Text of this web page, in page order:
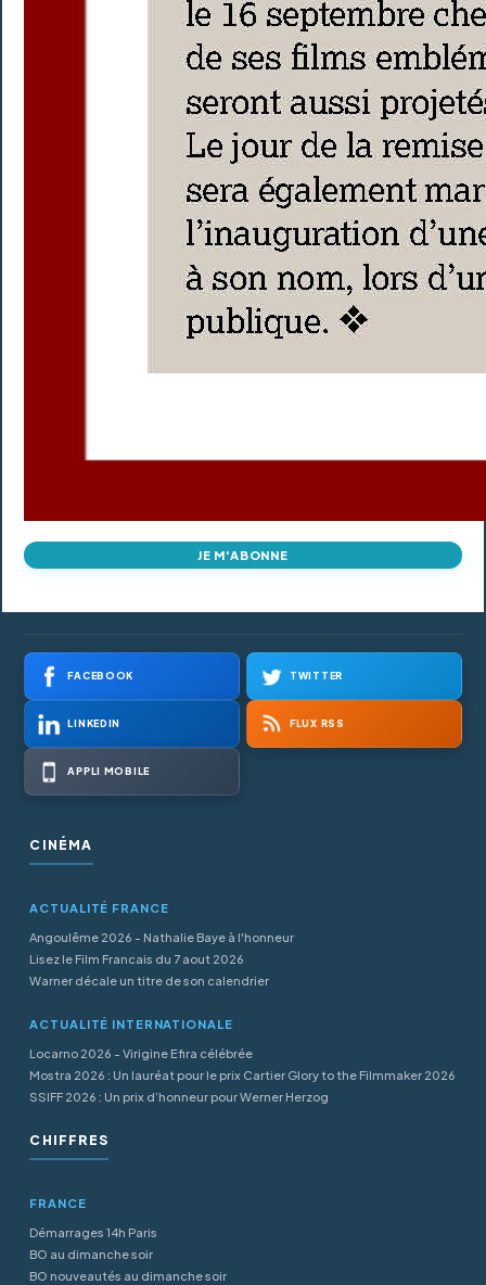
JE M'ABONNE
FACEBOOK TWITTER
LINKEDIN FLUX RSS
APPLI MOBILE
CINÉMA
ACTUALITÉ FRANCE
Angoulême 2026 - Nathalie Baye à l'honneur
Lisez le Film Francais du 7 aout 2026
Warner décale un titre de son calendrier
ACTUALITÉ INTERNATIONALE
Locarno 2026 - Virigine Efira célébrée
Mostra 2026 : Un lauréat pour le prix Cartier Glory to the Filmmaker 2026
SSIFF 2026 : Un prix d’honneur pour Werner Herzog
CHIFFRES
FRANCE
Démarrages 14h Paris
BO au dimanche soir
BO nouveautés au dimanche soir